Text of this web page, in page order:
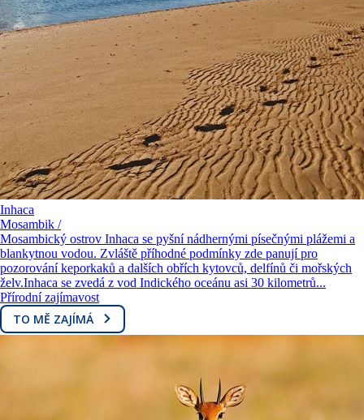
Inhaca
Mosambik /
Mosambický ostrov Inhaca se pyšní nádhernými písečnými plážemi a
blankytnou vodou. Zvláště příhodné podmínky zde panují pro
pozorování keporkaků a dalších obřích kytovců, delfínů či mořských
želv.Inhaca se zvedá z vod Indického oceánu asi 30 kilometrů...
Přírodní zajímavost
TO MĚ ZAJÍMÁ